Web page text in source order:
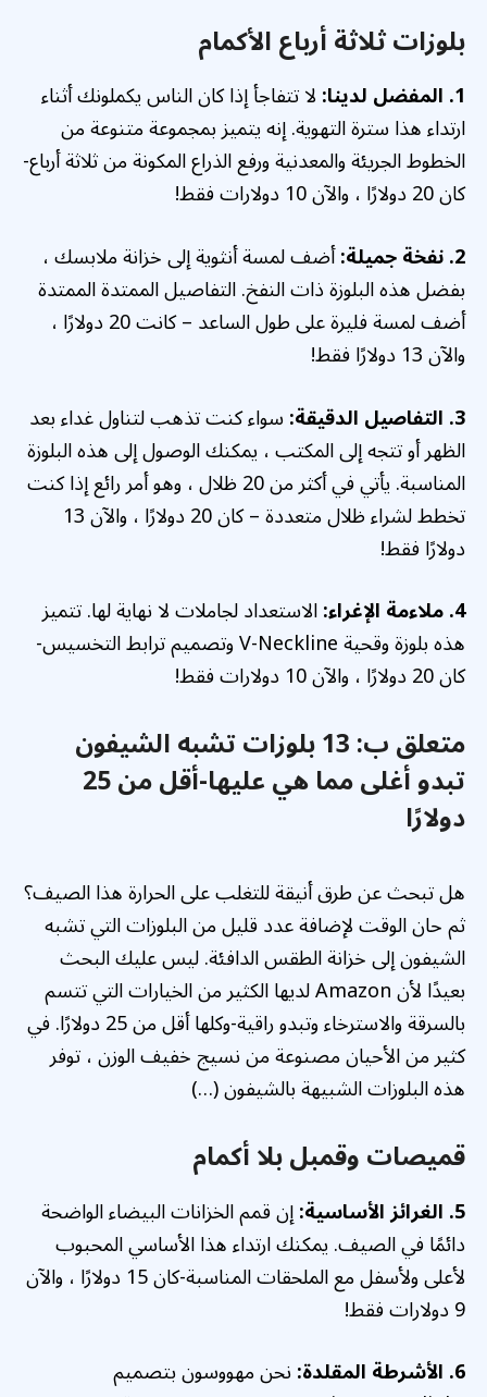
بلوزات ثلاثة أرباع الأكمام
1. المفضل لدينا: لا تتفاجأ إذا كان الناس يكملونك أثناء
ارتداء هذا سترة التهوية. إنه يتميز بمجموعة متنوعة من
الخطوط الجريئة والمعدنية ورفع الذراع المكونة من ثلاثة أرباع-
كان 20 دولارًا ، والآن 10 دولارات فقط!
2. نفخة جميلة:
أضف لمسة أنثوية إلى خزانة ملابسك ،
بفضل هذه البلوزة ذات النفخ. التفاصيل الممتدة الممتدة
أضف لمسة فليرة على طول الساعد – كانت 20 دولارًا ،
والآن 13 دولارًا فقط!
3. التفاصيل الدقيقة:
سواء كنت تذهب لتناول غداء بعد
الظهر أو تتجه إلى المكتب ، يمكنك الوصول إلى هذه البلوزة
المناسبة. يأتي في أكثر من 20 ظلال ، وهو أمر رائع إذا كنت
تخطط لشراء ظلال متعددة – كان 20 دولارًا ، والآن 13
دولارًا فقط!
4. ملاءمة الإغراء:
الاستعداد لجاملات لا نهاية لها. تتميز
هذه بلوزة وقحية V-Neckline وتصميم ترابط التخسيس-
كان 20 دولارًا ، والآن 10 دولارات فقط!
متعلق ب: 13 بلوزات تشبه الشيفون
تبدو أغلى مما هي عليها-أقل من 25
دولارًا
هل تبحث عن طرق أنيقة للتغلب على الحرارة هذا الصيف؟
ثم حان الوقت لإضافة عدد قليل من البلوزات التي تشبه
الشيفون إلى خزانة الطقس الدافئة. ليس عليك البحث
بعيدًا لأن Amazon لديها الكثير من الخيارات التي تتسم
بالسرقة والاسترخاء وتبدو راقية-وكلها أقل من 25 دولارًا. في
كثير من الأحيان مصنوعة من نسيج خفيف الوزن ، توفر
هذه البلوزات الشبيهة بالشيفون (…)
قميصات وقمبل بلا أكمام
5. الغرائز الأساسية: إن قمم الخزانات البيضاء الواضحة
دائمًا في الصيف. يمكنك ارتداء هذا الأساسي المحبوب
لأعلى ولأسفل مع الملحقات المناسبة-كان 15 دولارًا ، والآن
9 دولارات فقط!
6. الأشرطة المقلدة:
نحن مهووسون بتصميم